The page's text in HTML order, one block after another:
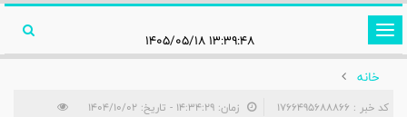
تغییر
وضعیت
ناوبری
۱۳:۳۹:۴۸ ۱۴۰۵/۰۵/۱۸
خانه
کد خبر : 1766495688866
زمان: ۱۴:۳۴:۲۹ - تاریخ: ۱۴۰۴/۱۰/۰۲